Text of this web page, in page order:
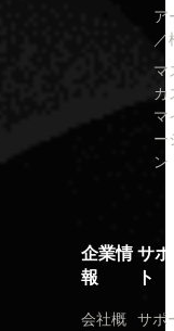
ア
／
マ
カ
マ
ー
ン
企業情
報
会社概
サ
ト
サポ